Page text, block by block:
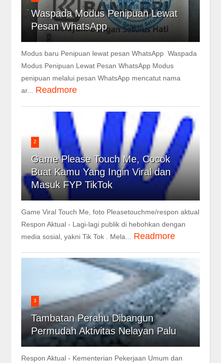
Waspada Modus Penipuan Lewat
Pesan WhatsApp
Modus baru Penipuan lewat pesan WhatsApp Waspada
Modus Penipuan Lewat Pesan WhatsApp Modus
penipuan melalui pesan WhatsApp mencatut nama
ar...
Readmore
2
Game Please Touch Me, Cocok
Buat Kamu Yang Ingin Viral dan
Masuk FYP TikTok
Game Viral Touch Me, foto Pleasetouchme/respon aktual
Respon Aktual - Lagi-lagi publik di hebohkan dengan
media sosial, yakni Tik Tok . Mela...
Readmore
3
Tambatan Perahu Dibangun
Permudah Aktivitas Nelayan Palu
Respon Aktual - Kementerian Pekerjaan Umum dan